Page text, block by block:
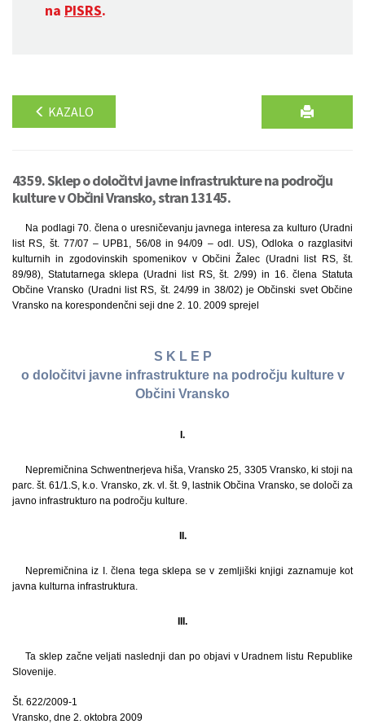
na PISRS.
KAZALO
4359. Sklep o določitvi javne infrastrukture na področju
kulture v Občini Vransko, stran 13145.
Na podlagi 70. člena o uresničevanju javnega interesa za kulturo (Uradni
list RS, št. 77/07 – UPB1, 56/08 in 94/09 – odl. US), Odloka o razglasitvi
kulturnih in zgodovinskih spomenikov v Občini Žalec (Uradni list RS, št.
89/98), Statutarnega sklepa (Uradni list RS, št. 2/99) in 16. člena Statuta
Občine Vransko (Uradni list RS, št. 24/99 in 38/02) je Občinski svet Občine
Vransko na korespondenčni seji dne 2. 10. 2009 sprejel
S K L E P
o določitvi javne infrastrukture na področju kulture v
Občini Vransko
I.
Nepremičnina Schwentnerjeva hiša, Vransko 25, 3305 Vransko, ki stoji na
parc. št. 61/1.S, k.o. Vransko, zk. vl. št. 9, lastnik Občina Vransko, se določi za
javno infrastrukturo na področju kulture.
II.
Nepremičnina iz I. člena tega sklepa se v zemljiški knjigi zaznamuje kot
javna kulturna infrastruktura.
III.
Ta sklep začne veljati naslednji dan po objavi v Uradnem listu Republike
Slovenije.
Št. 622/2009-1
Vransko, dne 2. oktobra 2009